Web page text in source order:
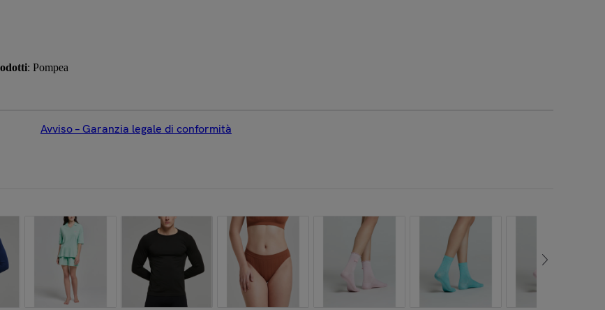
: Pompea
Avviso – Garanzia legale di conformità